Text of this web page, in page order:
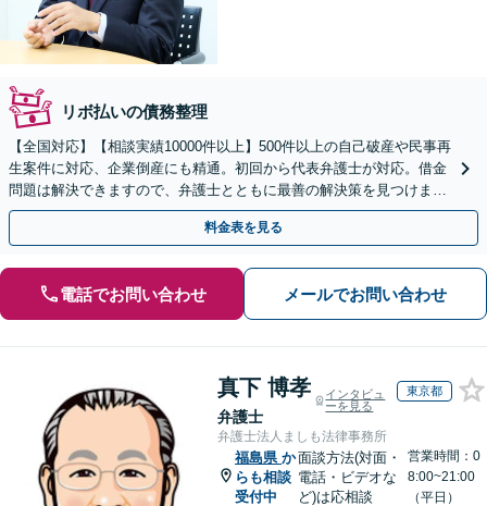
リボ払いの債務整理
【全国対応】【相談実績10000件以上】500件以上の自己破産や民事再
生案件に対応、企業倒産にも精通。初回から代表弁護士が対応。借金
問題は解決できますので、弁護士とともに最善の解決策を見つけまし
ょう【初回相談無料】【法テラス利用可】
料金表を見る
電話でお問い合わせ メールでお問い合わせ
真下 博孝
弁護士
インタビュ
ーを見る
東京都
弁護士法人ましも法律事務所
福島県 か
らも相談
受付中
面談方法(対面・
電話・ビデオな
ど)は応相談
営業時間：0
8:00~21:00
（平日）